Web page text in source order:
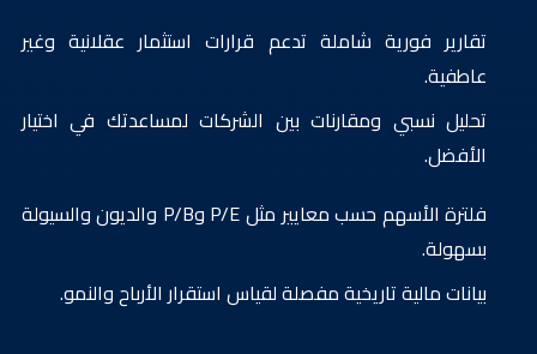
تقارير فورية شاملة تدعم قرارات استثمار عقلانية وغير
عاطفية.
تحليل نسبي ومقارنات بين الشركات لمساعدتك في اختيار
الأفضل.
فلترة الأسهم حسب معايير مثل P/E وP/B والديون والسيولة
بسهولة.
بيانات مالية تاريخية مفصلة لقياس استقرار الأرباح والنمو.